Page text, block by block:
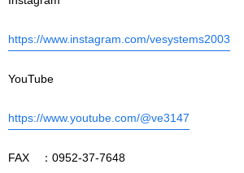
https://www.instagram.com/vesystems2003
YouTube
https://www.youtube.com/@ve3147
FAX ：0952-37-7648